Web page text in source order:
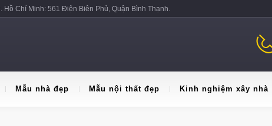
Hồ Chí Minh: 561 Điện Biên Phủ, Quận Bình Thạnh.
Mẫu nhà đẹp Mẫu nội thất đẹp Kinh nghiệm xây nhà